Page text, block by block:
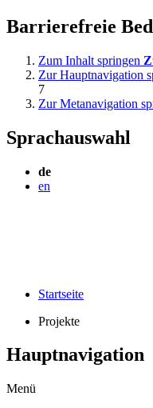
Barrierefreie
Zum Inhalt springen
Zur Hauptnavigation
7
Zur Metanavigation
Sprachauswahl
de
en
Startseite
Projekte
Hauptnavigation
Menü